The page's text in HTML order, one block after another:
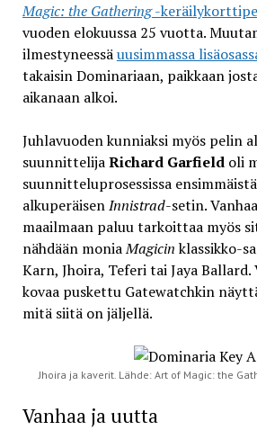
Magic: the Gathering-
vuoden elokuussa 25 vuotta.
ilmestyneessäuusimmassa
takaisin Dominariaan, paikkaan
aikanaan alkoi.
Juhlavuoden kunniaksi myös pelin
suunnittelijaRichard Garfieldoli
suunnitteluprosessissa
alkuperäisenInnistrad-setin.
maailmaan paluu tarkoittaa myös
nähdään moniaMagicinklassikko-
Karn, Jhoira, Teferi tai Jaya Ballard.
kovaa puskettu Gatewatchkin
mitä siitä on jäljellä.
Jhoira ja kaverit. Lähde: Art of Magic: the
Vanhaa ja uutta